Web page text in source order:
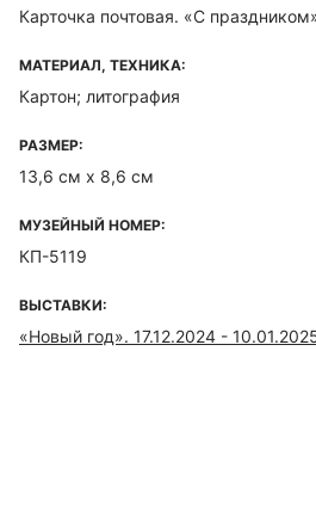
Карточка почтовая. «С
МАТЕРИАЛ, ТЕХНИКА:
Картон; литография
РАЗМЕР:
13,6 см х 8,6 см
МУЗЕЙНЫЙ НОМЕР:
КП-5119
ВЫСТАВКИ:
«Новый год». 17.12.2024 -